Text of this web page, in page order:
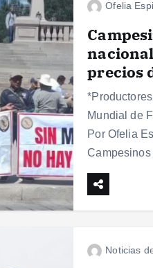
Ofelia
precios
Mundial de
Por Ofelia
Noticias